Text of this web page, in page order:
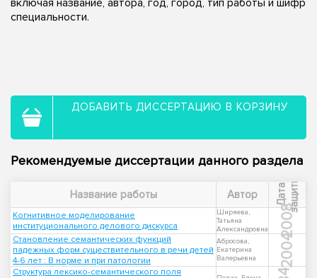
специальности.
ДОБАВИТЬ ДИССЕРТАЦИЮ В КОРЗИНУ
Рекомендуемые диссертации данного раздела
Название работы Автор Д
а
т
а
з
а
щ
и
ты
Когнитивное моделирование
институционального делового дискурса
Ширяева,
Татьяна
Александровна
2008
Становление семантических функций
падежных форм существительного в речи детей
4-6 лет : В норме и при патологии
Абросова,
Екатерина
Валерьевна
2004
Структура лексико-семантического поля